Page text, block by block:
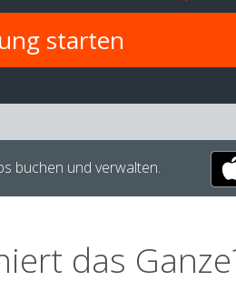
buchen und verwalten.
das